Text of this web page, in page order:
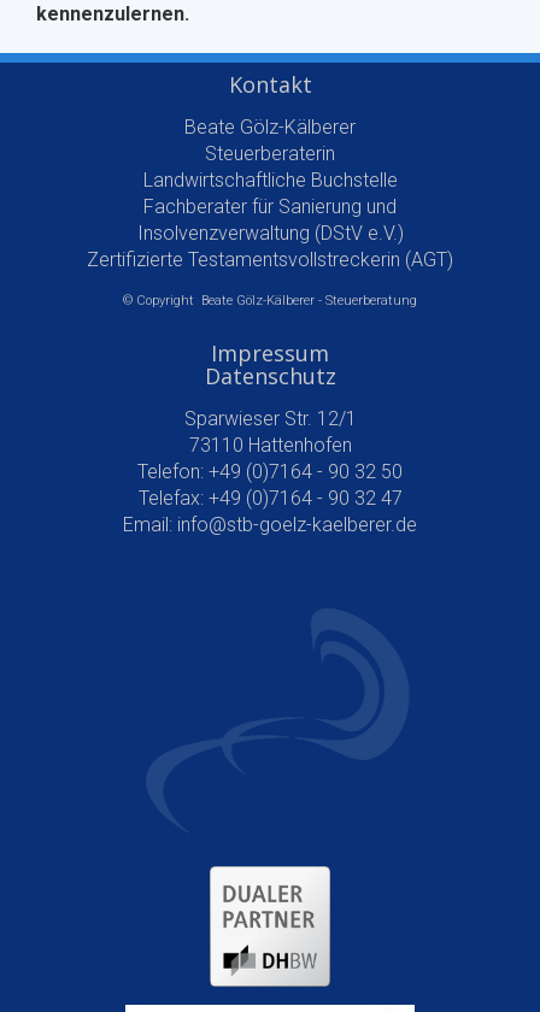
kennenzulernen.
Kontakt
Beate Gölz-Kälberer
Steuerberaterin
Landwirtschaftliche Buchstelle
Fachberater für Sanierung und
Insolvenzverwaltung (DStV e.V.)
Zertifizierte Testamentsvollstreckerin (AGT)
© Copyright Beate Gölz-Kälberer - Steuerberatung
Impressum
Datenschutz
Sparwieser Str. 12/1
73110 Hattenhofen
Telefon: +49 (0)7164 - 90 32 50
Telefax: +49 (0)7164 - 90 32 47
Email: info@stb-goelz-kaelberer.de